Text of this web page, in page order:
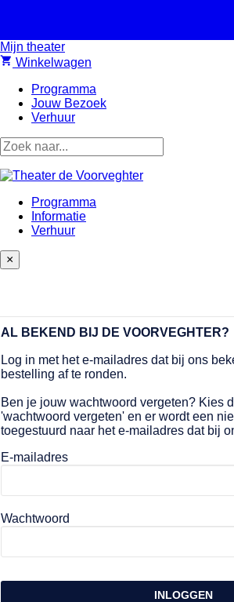
Mijn theater
shopping_cart Winkelwagen
Programma
Jouw Bezoek
Verhuur
Programma
Informatie
Verhuur
×
AL BEKEND BIJ DE VOORVEGHTER?
Log in met het e-mailadres dat bij ons
bestelling af te ronden.
Ben je jouw wachtwoord vergeten? Kies
'wachtwoord vergeten' en er wordt een
toegestuurd naar het e-mailadres dat bij
E-mailadres
Wachtwoord
INLOGGEN